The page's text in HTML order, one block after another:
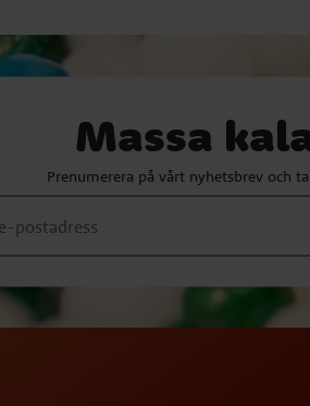
Massa
Prenumerera på vårt nyhetsbrev och